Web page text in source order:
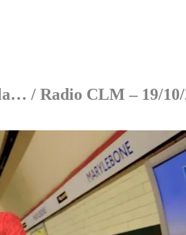
/ Radio CLM – 19/